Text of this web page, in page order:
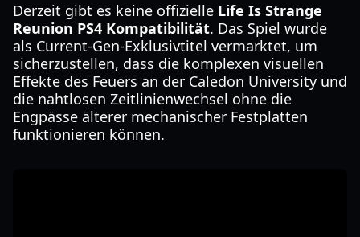
Derzeit gibt es keine offizielle Life Is Strange
Reunion PS4 Kompatibilität. Das Spiel wurde
als Current-Gen-Exklusivtitel vermarktet, um
sicherzustellen, dass die komplexen visuellen
Effekte des Feuers an der Caledon University und
die nahtlosen Zeitlinienwechsel ohne die
Engpässe älterer mechanischer Festplatten
funktionieren können.